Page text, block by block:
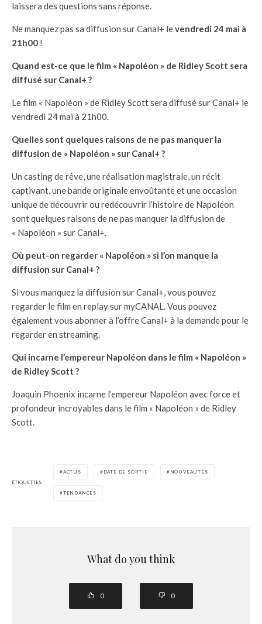
laissera des questions sans réponse.
Ne manquez pas sa diffusion sur Canal+ levendredi 24 mai à
21h00 !
Quand est-ce que le film « Napoléon » de Ridley Scott sera
diffusé sur Canal+ ?
Le film « Napoléon » de Ridley Scott sera diffusé sur Canal+ le
vendredi 24 mai à 21h00.
Quelles sont quelques raisons de ne pas manquer la
diffusion de « Napoléon » sur Canal+ ?
Un casting de rêve, une réalisation magistrale, un récit
captivant, une bande originale envoûtante et une occasion
unique de découvrir ou redécouvrir l’histoire de Napoléon
sont quelques raisons de ne pas manquer la diffusion de
« Napoléon » sur Canal+.
Où peut-on regarder « Napoléon » si l’on manque la
diffusion sur Canal+ ?
Si vous manquez la diffusion sur Canal+, vous pouvez
regarder le film en replay sur myCANAL. Vous pouvez
également vous abonner à l’offre Canal+ à la demande pour le
regarder en streaming.
Qui incarne l’empereur Napoléon dans le film « Napoléon »
de Ridley Scott ?
Joaquin Phoenix incarne l’empereur Napoléon avec force et
profondeur incroyables dans le film « Napoléon » de Ridley
Scott.
ÉTIQUETTES
ACTUS DATE DE SORTIE NOUVEAUTÉS
TENDANCES
What do you think
0 0